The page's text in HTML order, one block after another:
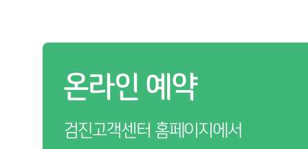
온라인 예약
검진고객센터 홈페이지에서